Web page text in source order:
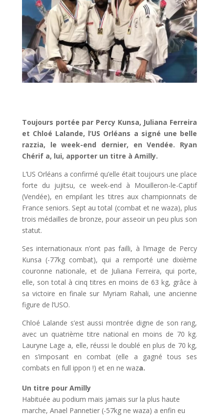
Toujours portée par Percy Kunsa, Juliana Ferreira
et Chloé Lalande, l’US Orléans a signé une belle
razzia, le week-end dernier, en Vendée. Ryan
Chérif a, lui, apporter un titre à Amilly.
L’US Orléans a confirmé qu’elle était toujours une place
forte du jujitsu, ce week-end à Mouilleron-le-Captif
(Vendée), en empilant les titres aux championnats de
France seniors. Sept au total (combat et ne waza), plus
trois médailles de bronze, pour asseoir un peu plus son
statut.
Ses internationaux n’ont pas failli, à l’image de Percy
Kunsa (-77kg combat), qui a remporté une dixième
couronne nationale, et de Juliana Ferreira, qui porte,
elle, son total à cinq titres en moins de 63 kg, grâce à
sa victoire en finale sur Myriam Rahali, une ancienne
figure de l’USO.
Chloé Lalande s’est aussi montrée digne de son rang,
avec un quatrième titre national en moins de 70 kg.
Lauryne Lage a, elle, réussi le doublé en plus de 70 kg,
en s’imposant en combat (elle a gagné tous ses
combats en full ippon !) et en ne waza.
Un titre pour Amilly
Habituée au podium mais jamais sur la plus haute
marche, Anael Pannetier (-57kg ne waza) a enfin eu